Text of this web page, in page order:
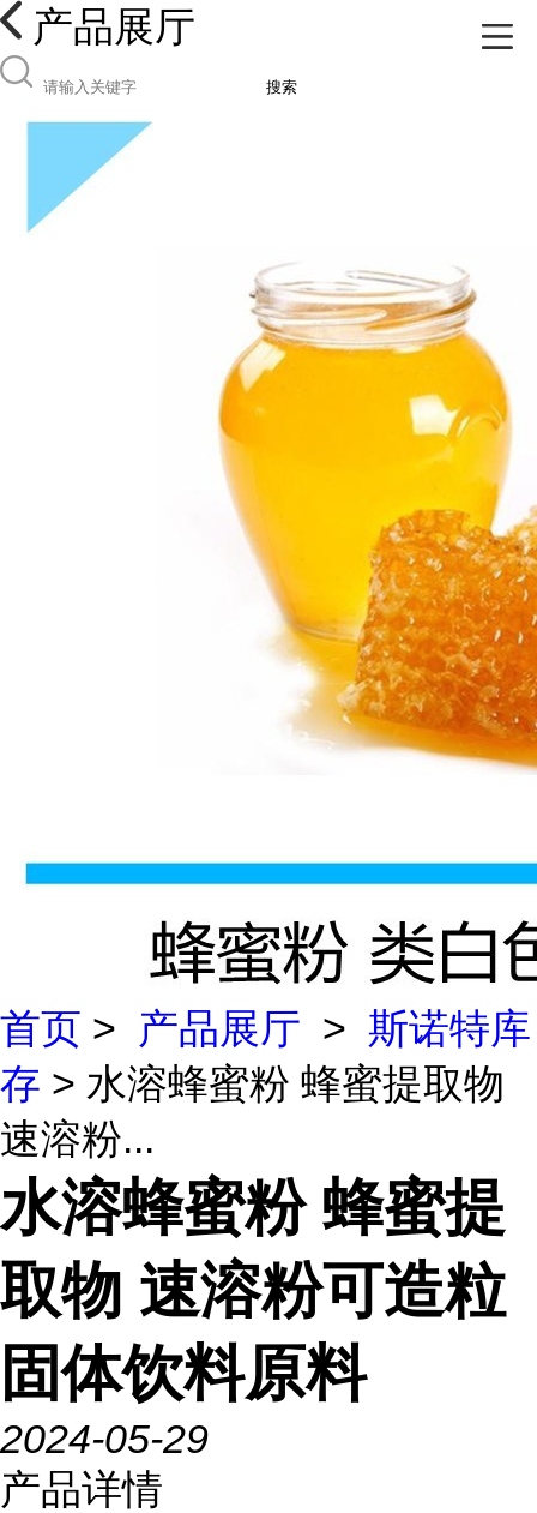
产品展厅
搜索
首页 > 产品展厅 > 斯诺特库
存 > 水溶蜂蜜粉 蜂蜜提取物
速溶粉...
水溶蜂蜜粉 蜂蜜提
取物 速溶粉可造粒
固体饮料原料
2024-05-29
产品详情